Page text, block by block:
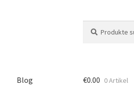
nach:
Blog €0.00 0 Artikel